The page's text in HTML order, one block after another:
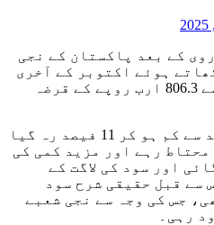
کے بعد پاکستان کے نجی
ہوئے اکتوبر کے آخری
پندرہ دنوں میں بینکوں سے 806.3 ارب روپے کے قرضہ
اگرچہ پالیسی ریٹ 22 فیصد سے کم ہو کر 11 فیصد رہ گیا
رہے اور مزید کمی کی
اور سود کی لاگت کے
سے قبل حقیقی شرح سود
تھی، جس کی وجہ سے نجی شعبے
رہی۔